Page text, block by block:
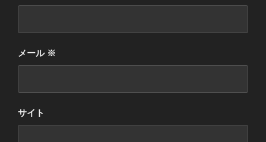
メール ※
サイト